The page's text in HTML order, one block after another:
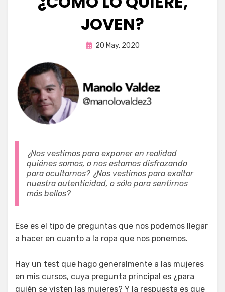
JOVEN?
porEnrique
Publicada
20 May, 2020
¿Nos vestimos para exponer en realidad
quiénes somos, o nos estamos disfrazando
para ocultarnos? ¿Nos vestimos para exaltar
nuestra autenticidad, o sólo para sentirnos
más bellos?
Ese es el tipo de preguntas que nos podemos llegar
a hacer en cuanto a la ropa que nos ponemos.
Hay un test que hago generalmente a las mujeres
en mis cursos, cuya pregunta principal es ¿para
quién se visten las mujeres? Y la respuesta es que